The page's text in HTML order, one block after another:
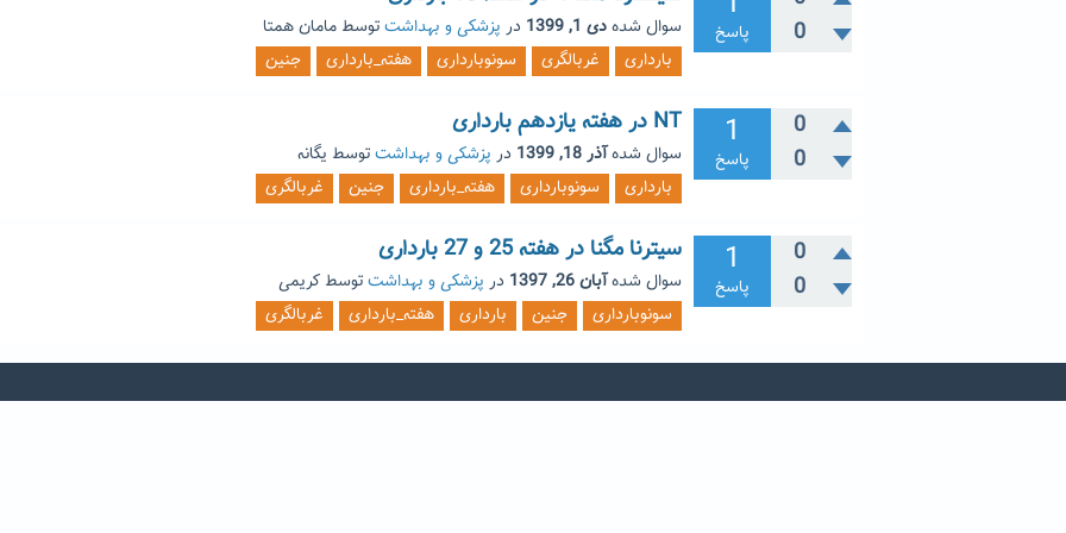
0
پاسخ سوال شدهدی 1, 1399 در پزشکی و بهداشتتوسط مامان همتا
بارداری
غربالگری سونوبارداری هفته_بارداری جنین
0
0
1
پاسخ
NT در هفته یازدهم بارداری
سوال شدهآذر 18, 1399 در پزشکی و بهداشتتوسط یگانه
بارداری
سونوبارداری هفته_بارداری جنین غربالگری
0
0
1
پاسخ
سیترنا مگنا در هفته 25 و 27 بارداری
سوال شدهآبان 26, 1397 در پزشکی و بهداشتتوسط کریمی
سونوبارداری
جنین بارداری هفته_بارداری غربالگری